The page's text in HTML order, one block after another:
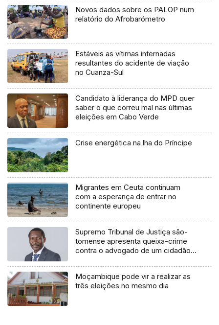
Novos dados sobre os PALOP num
relatório do Afrobarómetro
Estáveis as vítimas internadas
resultantes do acidente de viação
no Cuanza-Sul
Candidato à liderança do MPD quer
saber o que correu mal nas últimas
eleições em Cabo Verde
Crise energética na lha do Príncipe
Migrantes em Ceuta continuam
com a esperança de entrar no
continente europeu
Supremo Tribunal de Justiça são-
tomense apresenta queixa-crime
contra o advogado de um cidadão
Moçambique pode vir a realizar as
três eleições no mesmo dia